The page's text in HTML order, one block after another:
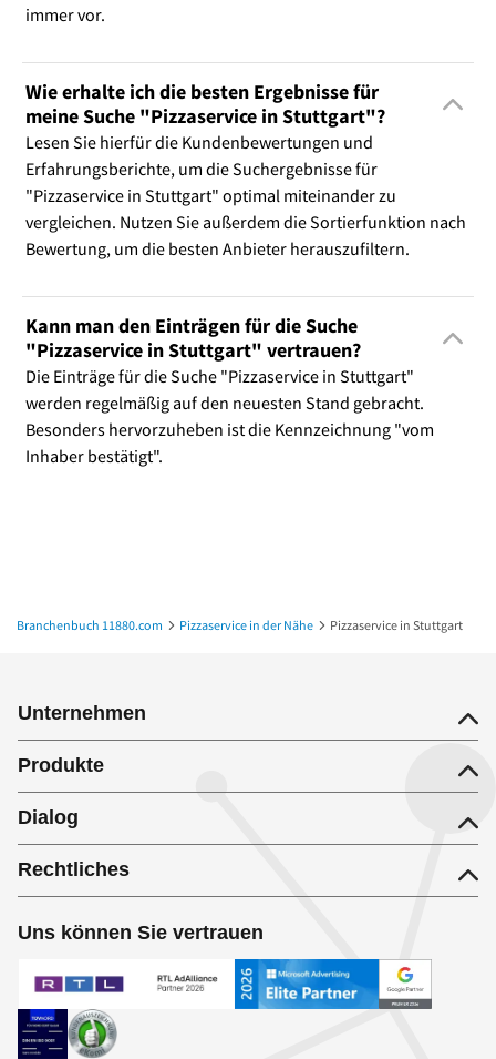
immer vor.
Wie erhalte ich die besten Ergebnisse für
meine Suche "Pizzaservice in Stuttgart"?
Lesen Sie hierfür die Kundenbewertungen und
Erfahrungsberichte, um die Suchergebnisse für
"Pizzaservice in Stuttgart" optimal miteinander zu
vergleichen. Nutzen Sie außerdem die Sortierfunktion nach
Bewertung, um die besten Anbieter herauszufiltern.
Kann man den Einträgen für die Suche
"Pizzaservice in Stuttgart" vertrauen?
Die Einträge für die Suche "Pizzaservice in Stuttgart"
werden regelmäßig auf den neuesten Stand gebracht.
Besonders hervorzuheben ist die Kennzeichnung "vom
Inhaber bestätigt".
Branchenbuch 11880.com Pizzaservice in der Nähe Pizzaservice in Stuttgart
Unternehmen
Produkte
Dialog
Rechtliches
Uns können Sie vertrauen